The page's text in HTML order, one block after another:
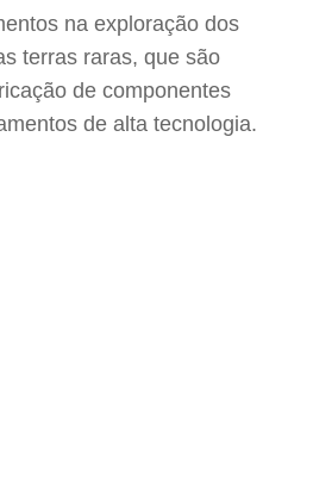
na exploração dos
terras raras, que são
de componentes
de alta tecnologia.